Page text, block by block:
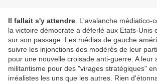
Il fallait s'y attendre . L'avalanche médiatico-
la victoire démocrate a déferlé aux Etats-Unis
sur son passage. Les médias de gauche
suivre les injonctions des modérés de leur
pour une nouvelle croisade anti-guerre. A leur
militantisme pour des "virages stratégiques"
irréalistes les uns que les autres. Rien